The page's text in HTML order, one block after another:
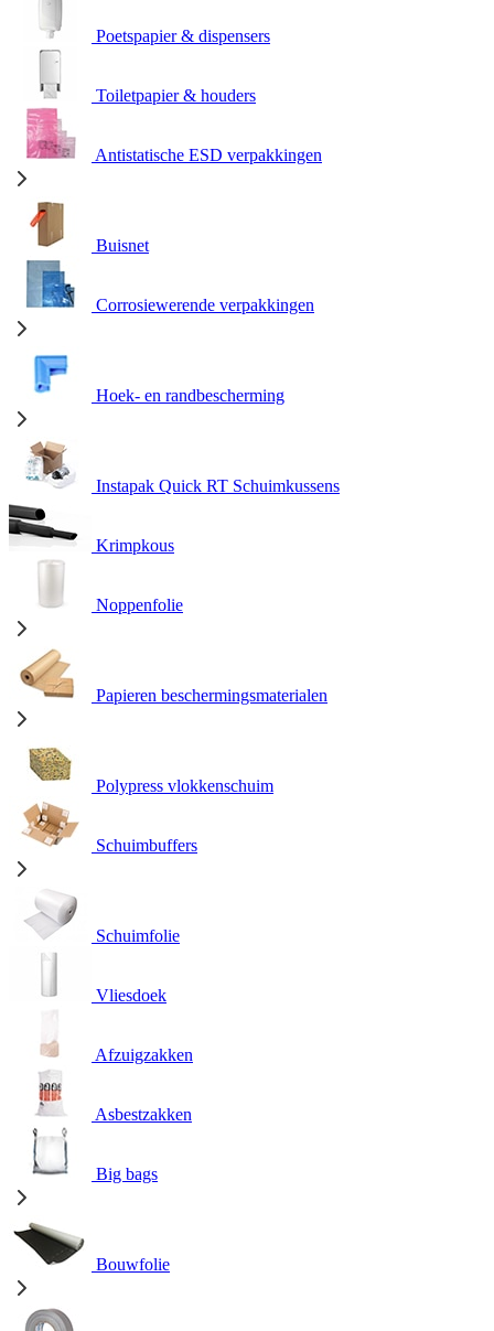
Poetspapier & dispensers
Toiletpapier & houders
Antistatische ESD verpakkingen
Buisnet
Corrosiewerende verpakkingen
Hoek- en randbescherming
Instapak Quick RT Schuimkussens
Krimpkous
Noppenfolie
Papieren beschermingsmaterialen
Polypress vlokkenschuim
Schuimbuffers
Schuimfolie
Vliesdoek
Afzuigzakken
Asbestzakken
Big bags
Bouwfolie